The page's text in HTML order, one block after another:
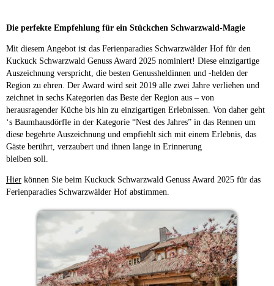
Die perfekte Empfehlung für ein Stückchen Schwarzwald-Magie
Mit diesem Angebot ist das Ferienparadies Schwarzwälder Hof für den
Kuckuck Schwarzwald Genuss Award 2025 nominiert! Diese einzigartige
Auszeichnung verspricht, die besten Genussheldinnen und -helden der
Region zu ehren. Der Award wird seit 2019 alle zwei Jahre verliehen und
zeichnet in sechs Kategorien das Beste der Region aus – von
herausragender Küche bis hin zu einzigartigen Erlebnissen. Von daher geht
‘s Baumhausdörfle in der Kategorie “Nest des Jahres” in das Rennen um
diese begehrte Auszeichnung und empfiehlt sich mit einem Erlebnis, das
Gäste berührt, verzaubert und ihnen lange in Erinnerung
bleiben soll.
Hier können Sie beim Kuckuck Schwarzwald Genuss Award 2025 für das
Ferienparadies Schwarzwälder Hof abstimmen.